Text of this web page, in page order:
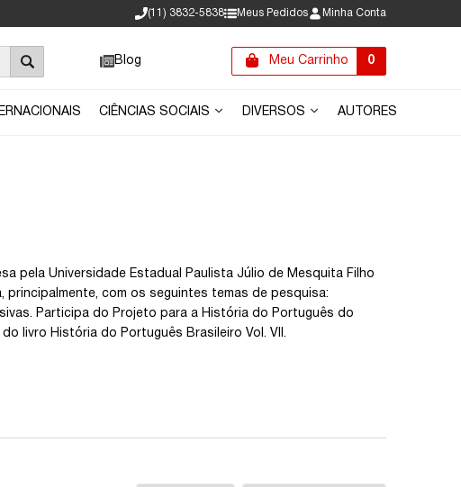
(11) 3832-5838 Meus Pedidos Minha Conta
Blog Meu Carrinho 0
CIÊNCIAS SOCIAIS DIVERSOS AUTORES
pela Universidade Estadual Paulista Júlio de Mesquita Filho
principalmente, com os seguintes temas de pesquisa:
Participa do Projeto para a História do Português do
livro História do Português Brasileiro Vol. VII.